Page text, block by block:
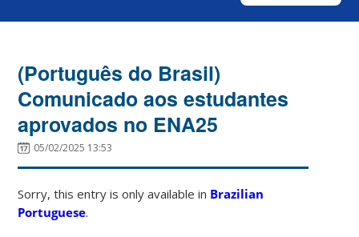
(Português do Brasil)
Comunicado aos estudantes
aprovados no ENA25
05/02/2025 13:53
Sorry, this entry is only available in Brazilian
Portuguese.